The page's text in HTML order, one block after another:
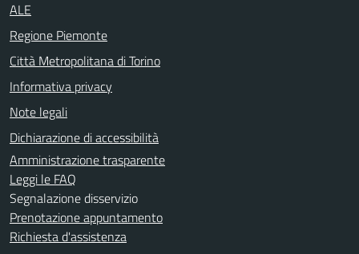
ALE
Regione Piemonte
Città Metropolitana di Torino
Informativa privacy
Note legali
Dichiarazione di accessibilità
Amministrazione trasparente
Leggi le FAQ
Segnalazione disservizio
Prenotazione appuntamento
Richiesta d'assistenza